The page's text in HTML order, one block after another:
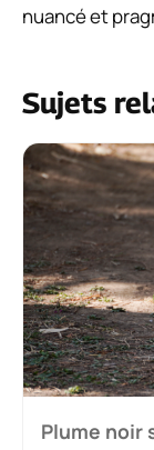
nuancé et
Sujets
Plume noir